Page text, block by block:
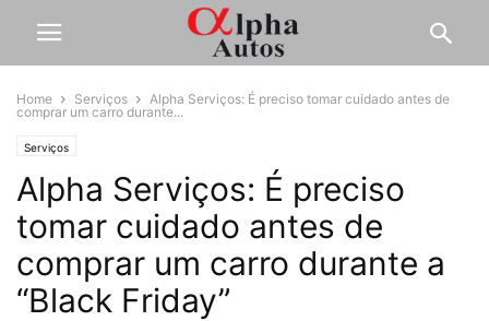
Home Serviços
Alpha Serviços: É preciso tomar cuidado antes de
comprar um carro durante...
Serviços
Alpha Serviços: É preciso
tomar cuidado antes de
comprar um carro durante a
“Black Friday”